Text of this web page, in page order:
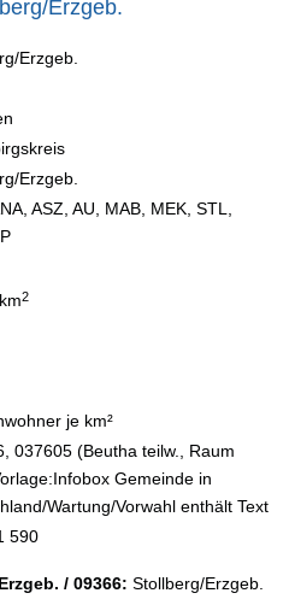
Erzgeb.
Erzgeb.
Erzgeb.
ASZ, AU, MAB, MEK, STL,
2
je km²
037605 (Beutha teilw., Raum
Gemeinde in
Wartung/Vorwahl enthält Text
590
/ 09366: Stollberg/Erzgeb.